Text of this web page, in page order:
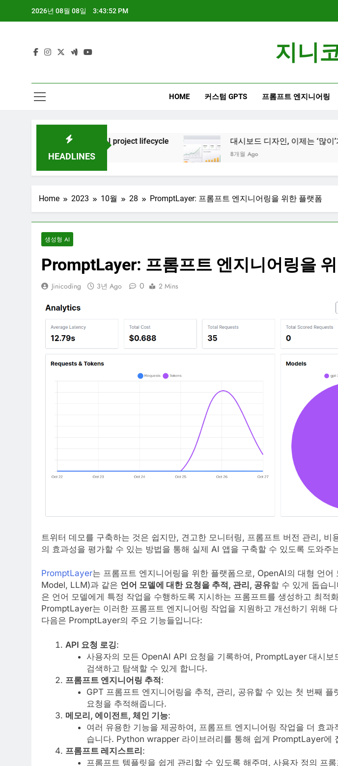
2026년 08월 08일 3:43:53 PM
지니
HOME 커스텀 GPTS 프롬프트 엔지니어링
HEADLINES
Generative AI project lifecycle 대시보드 디자인, 이제는 ‘많이’가 아니라 ‘정
8개월 Ago
Home 2023 10월 28 PromptLayer: 프롬프트 엔지니어링을 위한 플랫폼
생성형 AI
PromptLayer: 프롬프트 엔지니어링을
Jinicoding 3년 Ago 0 2 Mins
트위터 데모를 구축하는 것은 쉽지만, 견고한 모니터링, 프롬프트 버전 관리, 비
의 효과성을 평가할 수 있는 방법을 통해 실제 AI 앱을 구축할 수 있도록 도와주
PromptLayer는 프롬프트 엔지니어링을 위한 플랫폼으로, OpenAI의 대형 언
Model, LLM)과 같은 언어 모델에 대한 요청을 추적, 관리, 공유할 수 있게 돕습
은 언어 모델에게 특정 작업을 수행하도록 지시하는 프롬프트를 생성하고 최적
PromptLayer는 이러한 프롬프트 엔지니어링 작업을 지원하고 개선하기 위해
다음은 PromptLayer의 주요 기능들입니다:
API 요청 로깅:
사용자의 모든 OpenAI API 요청을 기록하여, PromptLayer 대시보
검색하고 탐색할 수 있게 합니다.
프롬프트 엔지니어링 추적:
GPT 프롬프트 엔지니어링을 추적, 관리, 공유할 수 있는 첫 번째 플
요청을 추적해줍니다.
메모리, 에이전트, 체인 기능:
여러 유용한 기능을 제공하여, 프롬프트 엔지니어링 작업을 더 효과
습니다. Python wrapper 라이브러리를 통해 쉽게 PromptLayer에
프롬프트 레지스트리:
프롬프트 템플릿을 쉽게 관리할 수 있도록 해주며, 사용자 정의 프